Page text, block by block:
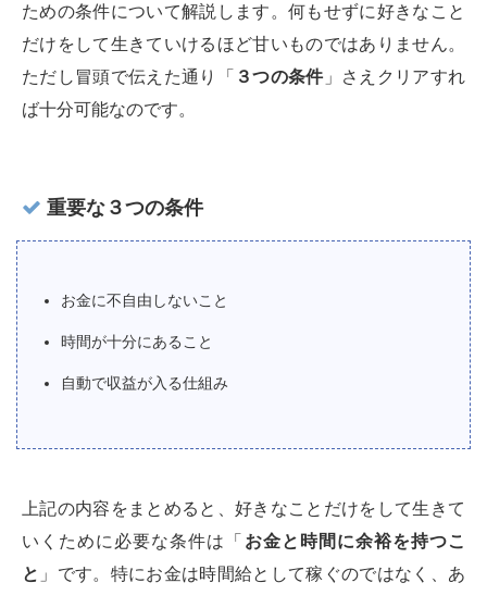
ための条件について解説します。何もせずに好きなこと
だけをして生きていけるほど甘いものではありません。
ただし冒頭で伝えた通り「 ３つの条件」さえクリアすれ
ば十分可能なのです。
重要な３つの条件
お金に不自由しないこと
時間が十分にあること
自動で収益が入る仕組み
上記の内容をまとめると、好きなことだけをして生きて
いくために必要な条件は「 お金と時間に余裕を持つこ
と 」です。特にお金は時間給として稼ぐのではなく、あ